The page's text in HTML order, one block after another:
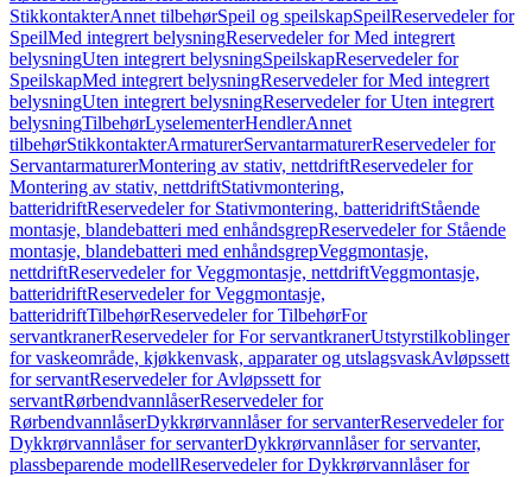
StikkontakterAnnet tilbehørSpeil og speilskapSpeilReservedeler for
SpeilMed integrert belysningReservedeler for Med integrert
belysningUten integrert belysningSpeilskapReservedeler for
SpeilskapMed integrert belysningReservedeler for Med integrert
belysningUten integrert belysningReservedeler for Uten integrert
belysningTilbehørLyselementerHendlerAnnet
tilbehørStikkontakterArmaturerServantarmaturerReservedeler for
ServantarmaturerMontering av stativ, nettdriftReservedeler for
Montering av stativ, nettdriftStativmontering,
batteridriftReservedeler for Stativmontering, batteridriftStående
montasje, blandebatteri med enhåndsgrepReservedeler for Stående
montasje, blandebatteri med enhåndsgrepVeggmontasje,
nettdriftReservedeler for Veggmontasje, nettdriftVeggmontasje,
batteridriftReservedeler for Veggmontasje,
batteridriftTilbehørReservedeler for TilbehørFor
servantkranerReservedeler for For servantkranerUtstyrstilkoblinger
for vaskeområde, kjøkkenvask, apparater og utslagsvaskAvløpssett
for servantReservedeler for Avløpssett for
servantRørbendvannlåserReservedeler for
RørbendvannlåserDykkrørvannlåser for servanterReservedeler for
Dykkrørvannlåser for servanterDykkrørvannlåser for servanter,
plassbeparende modellReservedeler for Dykkrørvannlåser for